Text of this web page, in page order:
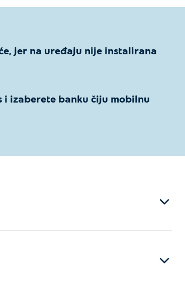
jer na uređaju nije instalirana
i izaberete banku čiju mobilnu